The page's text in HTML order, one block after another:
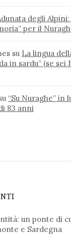
degli
per il
su La lingua
in sardu” (se sei
“Su Nuraghe”
83 anni
un ponte di
e Sardegna